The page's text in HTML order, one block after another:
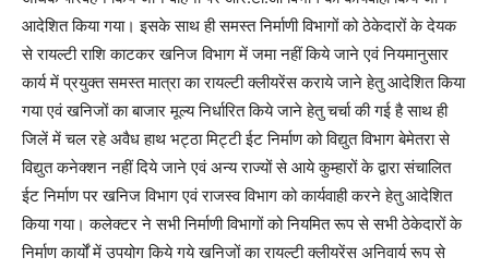
आदेशित किया गया। इसके साथ ही समस्त निर्माणी विभागों को ठेकेदारों के देयक
से रायल्टी राशि काटकर खनिज विभाग में जमा नहीं किये जाने एवं नियमानुसार
कार्य में प्रयुक्त समस्त मात्रा का रायल्टी क्लीयरेंस कराये जाने हेतु आदेशित किया
गया एवं खनिजों का बाजार मूल्य निर्धारित किये जाने हेतु चर्चा की गई है साथ ही
जिलें में चल रहे अवैध हाथ भट्ठा मिट्टी ईट निर्माण को विद्युत विभाग बेमेतरा से
विद्युत कनेक्शन नहीं दिये जाने एवं अन्य राज्यों से आये कुम्हारों के द्वारा संचालित
ईट निर्माण पर खनिज विभाग एवं राजस्व विभाग को कार्यवाही करने हेतु आदेशित
किया गया। कलेक्टर ने सभी निर्माणी विभागों को नियमित रूप से सभी ठेकेदारों के
निर्माण कार्यों में उपयोग किये गये खनिजों का रायल्टी क्लीयरेंस अनिवार्य रूप से